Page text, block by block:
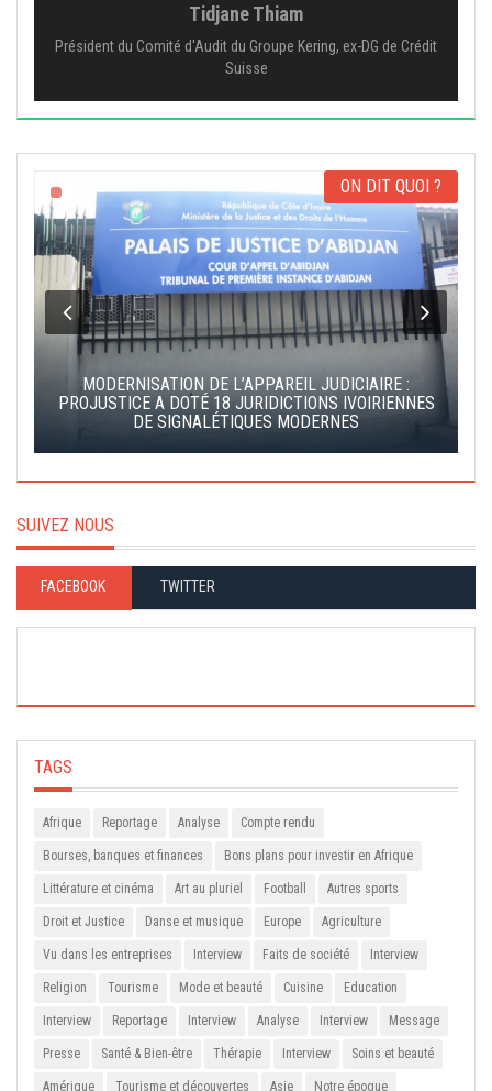
Tidjane Thiam
Président du Comité d'Audit du Groupe Kering, ex-DG de Crédit
Suisse
ON DIT QUOI ?
MODERNISATION DE L’APPAREIL JUDICIAIRE :
PROJUSTICE A DOTÉ 18 JURIDICTIONS IVOIRIENNES
DE SIGNALÉTIQUES MODERNES
SUIVEZ NOUS
FACEBOOK TWITTER
TAGS
Afrique Reportage Analyse Compte rendu
Bourses, banques et finances Bons plans pour investir en Afrique
Littérature et cinéma Art au pluriel Football Autres sports
Droit et Justice Danse et musique Europe Agriculture
Vu dans les entreprises Interview Faits de société Interview
Religion Tourisme Mode et beauté Cuisine Education
Interview Reportage Interview Analyse Interview Message
Presse Santé & Bien-être Thérapie Interview Soins et beauté
Amérique Tourisme et découvertes Asie Notre époque